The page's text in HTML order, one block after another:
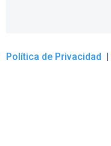
Política de Privacidad